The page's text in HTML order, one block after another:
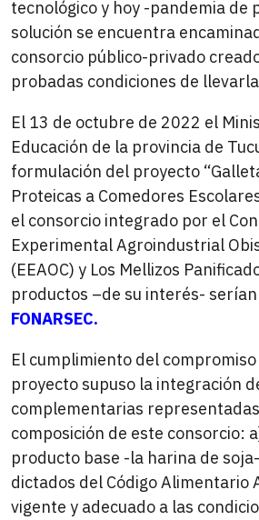
tecnológico y hoy -pandemia de
solución se encuentra
consorcio público-privado
probadas condiciones de
El 13 de octubre de 2022 el
Educación de la provincia de
formulación del proyecto
Proteicas a Comedores
el consorcio integrado por el
Experimental Agroindustrial
(EEAOC) y Los Mellizos
productos –de su interés-
FONARSEC.
El cumplimiento del
proyecto supuso la integración
complementarias
composición de este consorcio:
producto base -la harina de
dictados del Código Alimentario
vigente y adecuado a las